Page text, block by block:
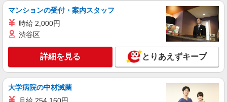
2,100円 〜 ※前職給与・経験・能力を考慮し決定
します。
詳細を見る
正社員 職業紹介
調剤薬局（東京都板橋区）【アイデムエージェント薬剤師】
（JOB028860）
マンションの受付・案内スタッフ
時給 2,000円
渋谷区
詳細を見る とりあえずキープ
大学病院の中材滅菌